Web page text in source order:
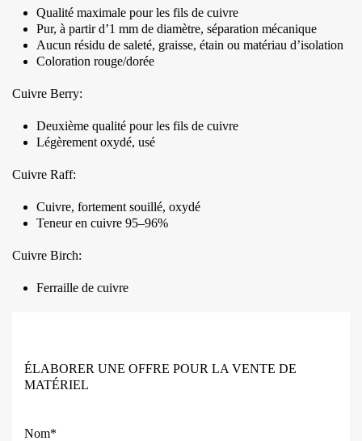
Qualité maximale pour les fils de cuivre
Pur, à partir d’1 mm de diamètre, séparation mécanique
Aucun résidu de saleté, graisse, étain ou matériau d’isolation
Coloration rouge/dorée
Cuivre Berry:
Deuxième qualité pour les fils de cuivre
Légèrement oxydé, usé
Cuivre Raff:
Cuivre, fortement souillé, oxydé
Teneur en cuivre 95–96%
Cuivre Birch:
Ferraille de cuivre
ÉLABORER UNE OFFRE POUR LA VENTE DE
MATÉRIEL
Nom*